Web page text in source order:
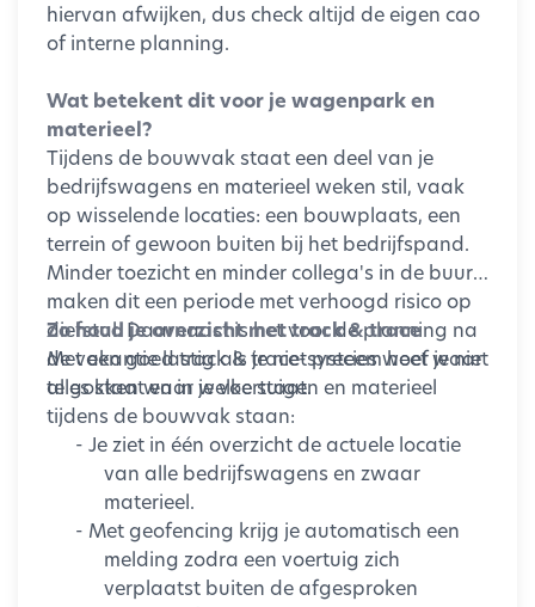
hiervan afwijken, dus check altijd de eigen cao
of interne planning.
Wat betekent dit voor je wagenpark en
materieel?
Tijdens de bouwvak staat een deel van je
bedrijfswagens en materieel weken stil, vaak
op wisselende locaties: een bouwplaats, een
terrein of gewoon buiten bij het bedrijfspand.
Minder toezicht en minder collega's in de buurt
maken dit een periode met verhoogd risico op
diefstal. Daarnaast is het voor de planning na
de vakantie lastig als je niet precies weet waar
alles staat en in welke staat.
Zo houd je overzicht met track & trace
Met een goed track & trace-systeem hoef je niet
te gokken waar je voertuigen en materieel
tijdens de bouwvak staan:
- Je ziet in één overzicht de actuele locatie
van alle bedrijfswagens en zwaar
materieel.
- Met geofencing krijg je automatisch een
melding zodra een voertuig zich
verplaatst buiten de afgesproken